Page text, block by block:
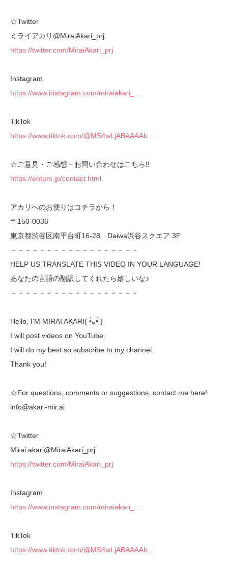
☆Twitter
ミライアカリ@MiraiAkari_prj
https://twitter.com/MiraiAkari_prj
Instagram
https://www.instagram.com/miraiakari_…
TikTok
https://www.tiktok.com/@MS4wLjABAAAAb…
☆ご意見・ご感想・お問い合わせはこちら!!
https://entum.jp/contact.html
アカリへのお便りはコチラから！
〒150-0036
東京都渋谷区南平台町16-28 Daiwa渋谷スクエア 3F
－－－－－－－－－－－－－－－－－－
HELP US TRANSLATE THIS VIDEO IN YOUR LANGUAGE!
あなたの言語の翻訳してくれたら嬉しいな♪
－－－－－－－－－－－－－－－－－－
Hello, I’M MIRAI AKARI( •̀ᴗ•́ )ゞ
I will post videos on YouTube.
I will do my best so subscribe to my channel.
Thank you!
☆For questions, comments or suggestions, contact me here!
info@akari-mir.ai
☆Twitter
Mirai akari@MiraiAkari_prj
https://twitter.com/MiraiAkari_prj
Instagram
https://www.instagram.com/miraiakari_…
TikTok
https://www.tiktok.com/@MS4wLjABAAAAb…